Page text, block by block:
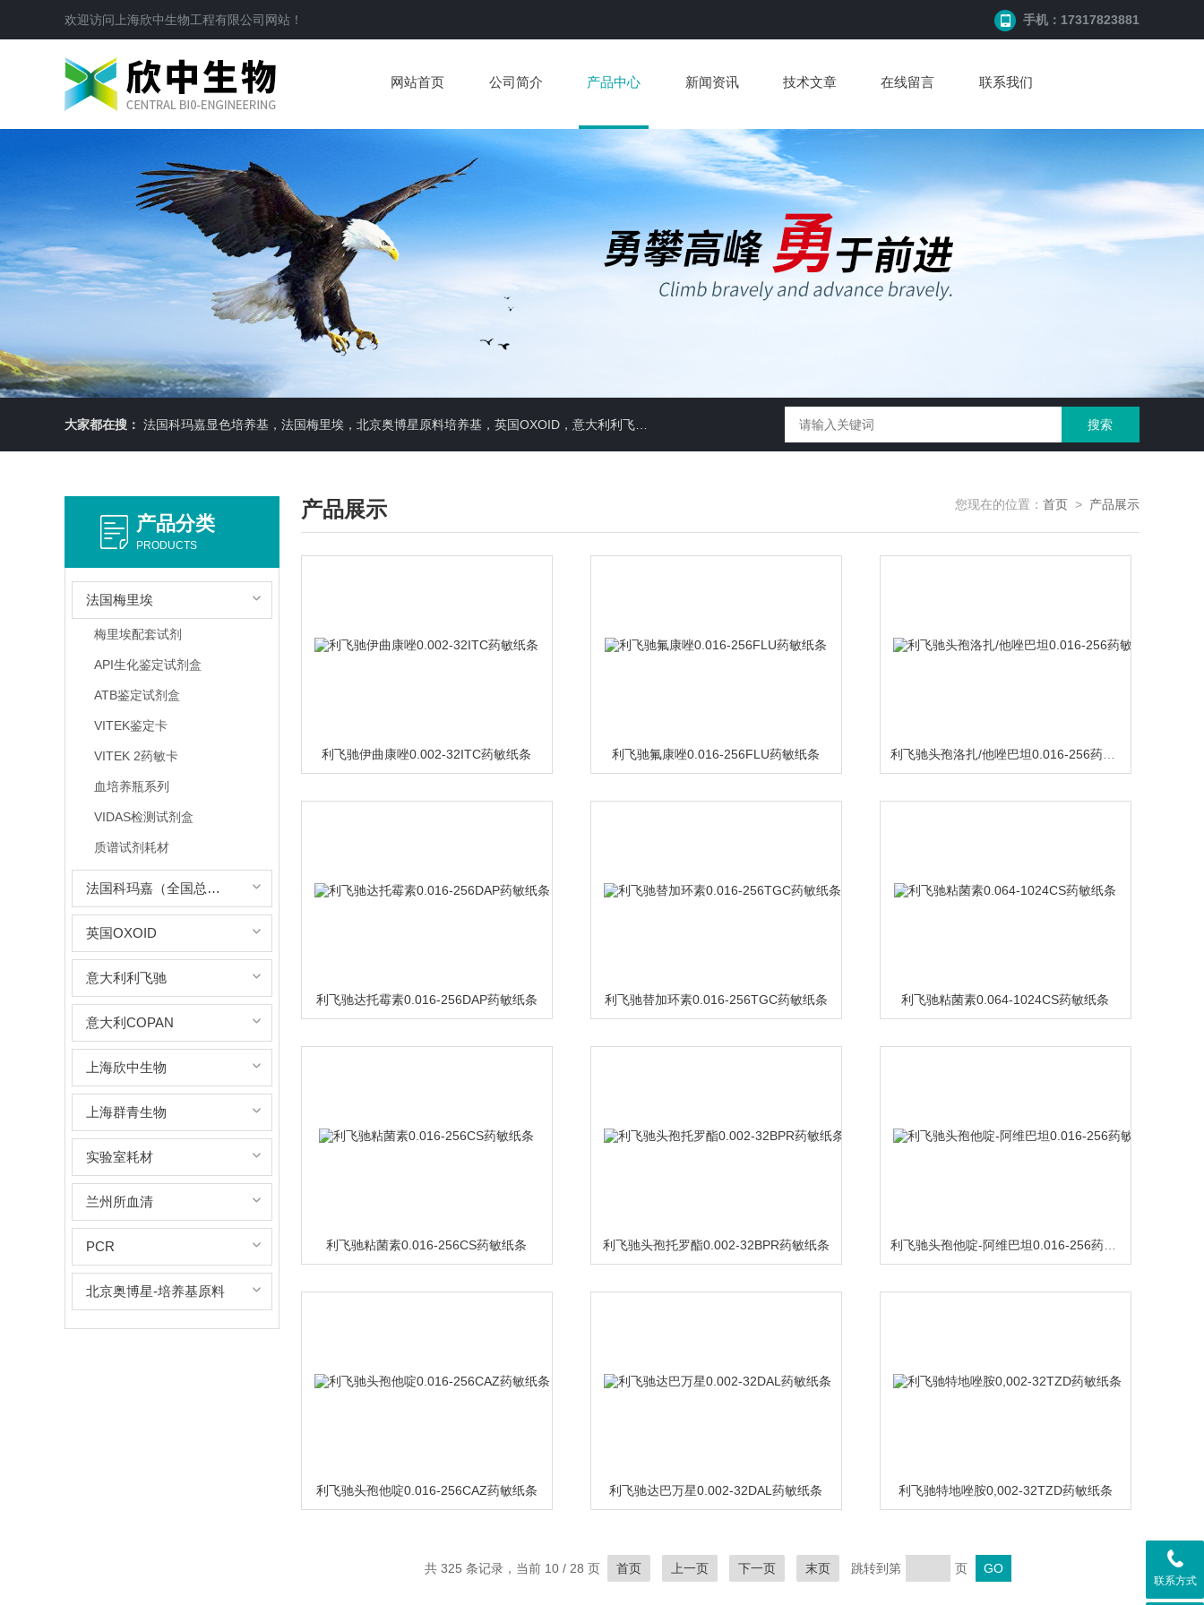
欢迎访问 上海欣中生物工程有限公司 网站！ 手机：17317823881
网站首页 公司简介 产品中心 新闻资讯 技术文章 在线留言 联系我们
大家都在搜： 法国科玛嘉显色培养基，法国梅里埃，北京奥博星原料培养基，英国OXOID，意大利利飞驰E-TEXT药敏纸条，COPAN运送培养基，即用性平板（血琼脂平板,Baird-Parker琼脂平板等），药典平板（TSA，SDA等）
产品分类
PRODUCTS
法国梅里埃
梅里埃配套试剂
API生化鉴定试剂盒
ATB鉴定试剂盒
VITEK鉴定卡
VITEK 2药敏卡
血培养瓶系列
VIDAS检测试剂盒
质谱试剂耗材
法国科玛嘉（全国总代理）
英国OXOID
意大利利飞驰
意大利COPAN
上海欣中生物
上海群青生物
实验室耗材
兰州所血清
PCR
北京奥博星-培养基原料
产品展示 您现在的位置： 首页 > 产品展示
利飞驰伊曲康唑0.002-32ITC药敏纸条 利飞驰氟康唑0.016-256FLU药敏纸条 利飞驰头孢洛扎/他唑巴坦0.016-256药敏纸条
利飞驰达托霉素0.016-256DAP药敏纸条 利飞驰替加环素0.016-256TGC药敏纸条 利飞驰粘菌素0.064-1024CS药敏纸条
利飞驰粘菌素0.016-256CS药敏纸条 利飞驰头孢托罗酯0.002-32BPR药敏纸条 利飞驰头孢他啶-阿维巴坦0.016-256药敏纸条
利飞驰头孢他啶0.016-256CAZ药敏纸条 利飞驰达巴万星0.002-32DAL药敏纸条 利飞驰特地唑胺0,002-32TZD药敏纸条
共 325 条记录，当前 10 / 28 页 首页 上一页 下一页 末页 跳转到第 页
联系方式